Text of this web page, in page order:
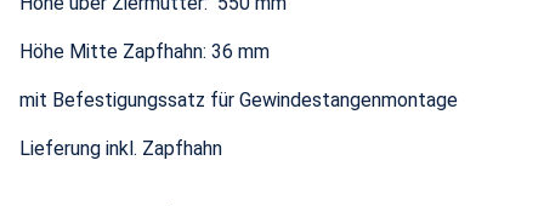
Höhe Mitte Zapfhahn: 36 mm
mit Befestigungssatz für Gewindestangenmontage
Lieferung inkl. Zapfhahn